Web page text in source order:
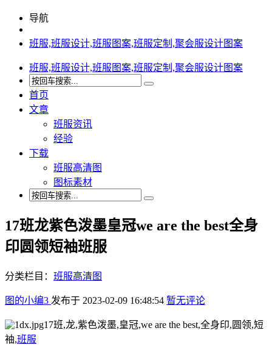
导航
班服,班服设计,班服图案,班服定制,聚会服设计图案
班服,班服设计,班服图案,班服定制,聚会服设计图案
首页
文章
班服资讯
经验
下载
班服高清图
图标素材
17班龙紫色泼墨皇冠we are the best全身
印圆领短袖班服
分类栏目： 班服高清图
图的小编3 发布于 2023-02-09 16:48:54 暂无评论
17班,龙,紫色泼墨,皇冠,we are the best,全身印,圆领,短
袖,班服